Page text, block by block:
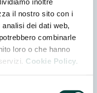
il nostro sito con i
dei dati web,
combinarle
loro o che hanno
Cookie Policy.
027